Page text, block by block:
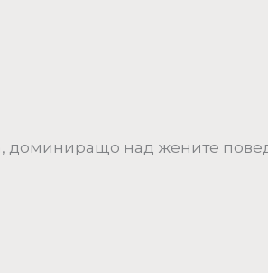
доминиращо над жените